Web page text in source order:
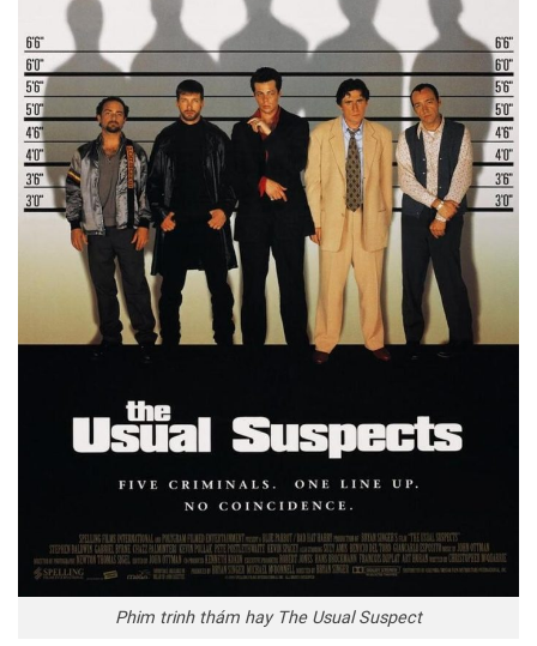
Phim trinh thám hay The Usual Suspect